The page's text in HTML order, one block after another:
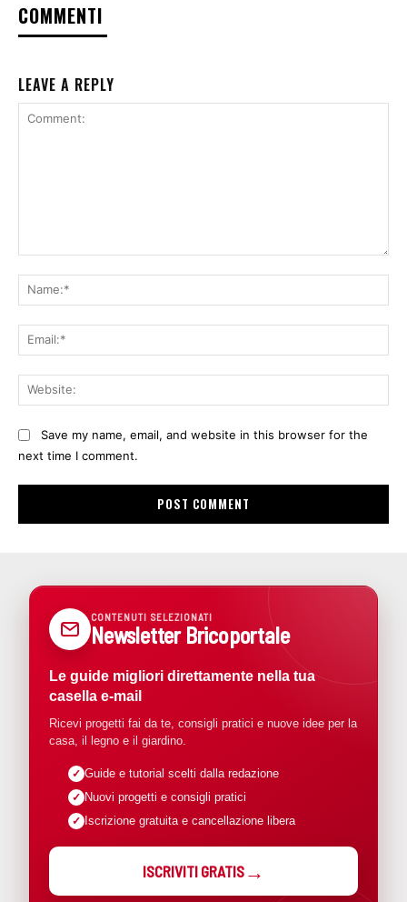
COMMENTI
LEAVE A REPLY
Save my name, email, and website in this browser for the
next time I comment.
CONTENUTI SELEZIONATI
Newsletter Bricoportale
Le guide migliori direttamente nella tua
casella e-mail
Ricevi progetti fai da te, consigli pratici e nuove idee per la
casa, il legno e il giardino.
Guide e tutorial scelti dalla redazione
Nuovi progetti e consigli pratici
Iscrizione gratuita e cancellazione libera
ISCRIVITI GRATIS